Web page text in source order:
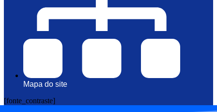
Mapa do site
[fonte_contraste]